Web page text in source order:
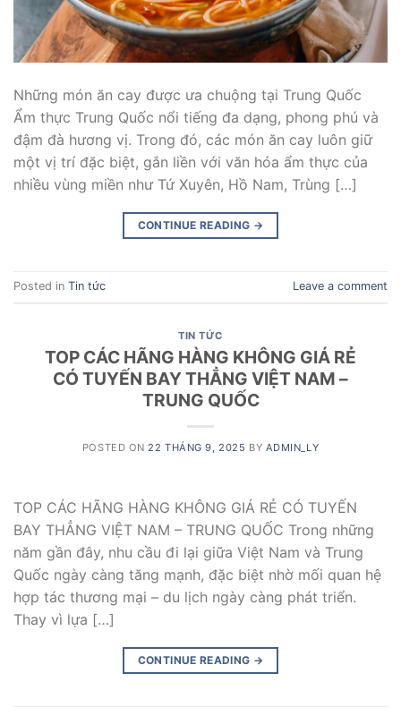
Những món ăn cay được ưa chuộng tại Trung Quốc
Ẩm thực Trung Quốc nổi tiếng đa dạng, phong phú và
đậm đà hương vị. Trong đó, các món ăn cay luôn giữ
một vị trí đặc biệt, gắn liền với văn hóa ẩm thực của
nhiều vùng miền như Tứ Xuyên, Hồ Nam, Trùng […]
CONTINUE READING →
Posted in Tin tức Leave a comment
TIN TỨC
TOP CÁC HÃNG HÀNG KHÔNG GIÁ RẺ
CÓ TUYẾN BAY THẲNG VIỆT NAM –
TRUNG QUỐC
POSTED ON 22 THÁNG 9, 2025 BY ADMIN_LY
TOP CÁC HÃNG HÀNG KHÔNG GIÁ RẺ CÓ TUYẾN
BAY THẲNG VIỆT NAM – TRUNG QUỐC Trong những
năm gần đây, nhu cầu đi lại giữa Việt Nam và Trung
Quốc ngày càng tăng mạnh, đặc biệt nhờ mối quan hệ
hợp tác thương mại – du lịch ngày càng phát triển.
Thay vì lựa […]
CONTINUE READING →